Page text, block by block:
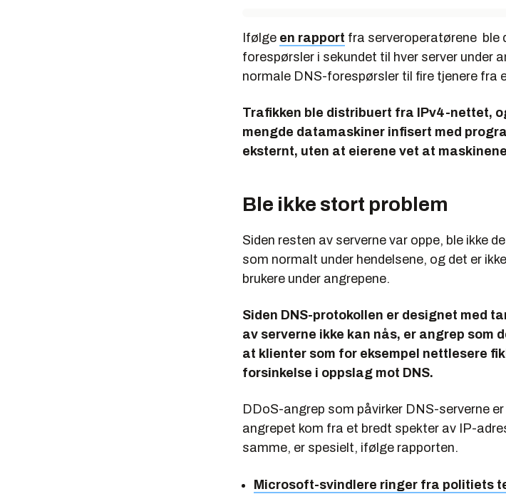
Ifølge en rapport fra serveroperatørene ble
forespørsler i sekundet til hver server under
normale DNS-forespørsler til fire tjenere fra
Trafikken ble distribuert fra IPv4-nettet,
mengde datamaskiner infisert med
eksternt, uten at eierene vet at
Ble ikke stort problem
Siden resten av serverne var oppe, ble ikke
som normalt under hendelsene, og det er
brukere under angrepene.
Siden DNS-protokollen er designet med
av serverne ikke kan nås, er angrep som
at klienter som for eksempel nettlesere
forsinkelse i oppslag mot DNS.
DDoS-angrep som påvirker DNS-serverne
angrepet kom fra et bredt spekter av IP-
samme, er spesielt, ifølge rapporten.
Microsoft-svindlere ringer fra politiets